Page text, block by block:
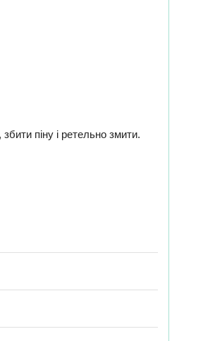
піну і ретельно змити.